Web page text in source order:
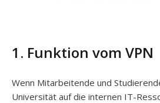
1. Funktion vom VPN
Wenn Mitarbeitende und
Universität auf die internen IT-